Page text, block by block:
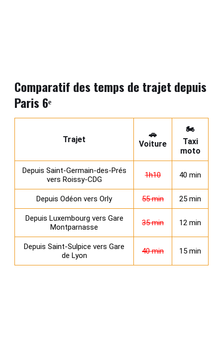
Comparatif des temps de trajet depuis
Paris 6ᵉ
Trajet
🚗
Voiture
🏍️
Taxi
moto
Depuis Saint‑Germain‑des‑Prés
vers Roissy‑CDG
1h10 40 min
Depuis Odéon vers Orly 55 min 25 min
Depuis Luxembourg vers Gare
Montparnasse
35 min 12 min
Depuis Saint‑Sulpice vers Gare
de Lyon
40 min 15 min